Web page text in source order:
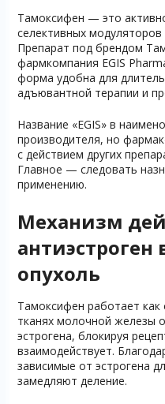
Тамоксифен — это
селективных
Препарат под брендом
фармкомпания EGIS
форма удобна для
адъювантной терапии и
Название «EGIS» в
производителя, но
с действием других
Главное — следовать
применению.
Механизм
антиэстроген
опухоль
Тамоксифен работает как
тканях молочной железы
эстрогена, блокируя
взаимодействует.
зависимые от эстрогена
замедляют деление.